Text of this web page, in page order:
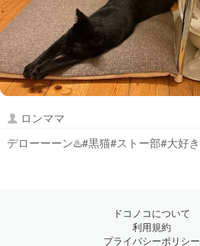
ロンママ
デローーーン♨️#黒猫#ストー部#大好き
ドコノコについて
利用規約
プライバシーポリシー